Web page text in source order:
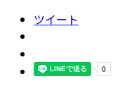
ツイート